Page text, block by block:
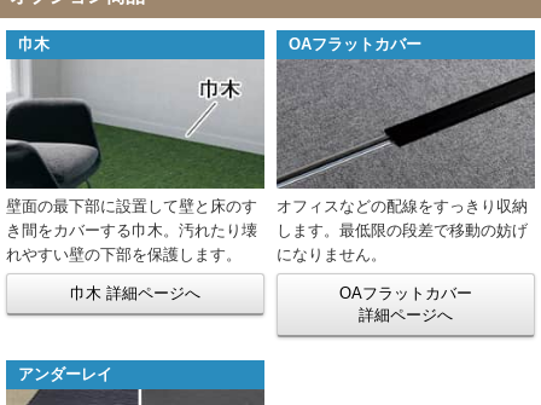
巾木
壁面の最下部に設置して壁と床のす
き間をカバーする巾木。汚れたり壊
れやすい壁の下部を保護します。
巾木 詳細ページへ
OAフラットカバー
オフィスなどの配線をすっきり収納
します。最低限の段差で移動の妨げ
になりません。
OAフラットカバー
詳細ページへ
アンダーレイ